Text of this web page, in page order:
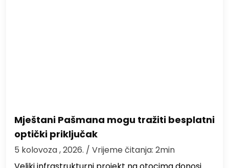
Mještani Pašmana mogu tražiti besplatni
optički priključak
5 kolovoza , 2026. / Vrijeme čitanja: 2min